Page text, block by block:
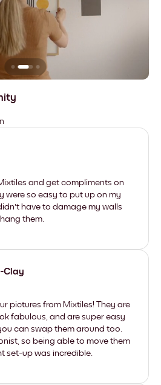
and get compliments on
were so easy to put up on my
have to damage my walls
them.
Clay
pictures from Mixtiles! They are
fabulous, and are super easy
can swap them around too.
so being able to move them
set-up was incredible.